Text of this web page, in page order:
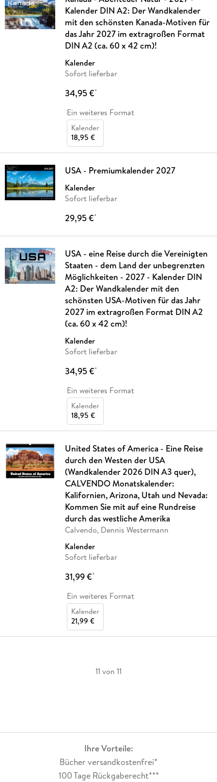
Kalender DIN A2: Der Wandkalender
mit den schönsten Kanada-Motiven für
das Jahr 2027 im extragroßen Format
DIN A2 (ca. 60 x 42 cm)!
Kalender
Sofort lieferbar
34,95 €*
Ein weiteres Format
Kalender
18,95 €
USA - Premiumkalender 2027
Kalender
Sofort lieferbar
29,95 €*
USA - eine Reise durch die Vereinigten
Staaten - dem Land der unbegrenzten
Möglichkeiten - 2027 - Kalender DIN
A2: Der Wandkalender mit den
schönsten USA-Motiven für das Jahr
2027 im extragroßen Format DIN A2
(ca. 60 x 42 cm)!
Kalender
Sofort lieferbar
34,95 €*
Ein weiteres Format
Kalender
18,95 €
United States of America - Eine Reise
durch den Westen der USA
(Wandkalender 2026 DIN A3 quer),
CALVENDO Monatskalender:
Kalifornien, Arizona, Utah und Nevada:
Kommen Sie mit auf eine Rundreise
durch das westliche Amerika
Calvendo, Dennis Westermann
Kalender
Sofort lieferbar
31,99 €*
Ein weiteres Format
Kalender
21,99 €
11 von 11
Ihre Vorteile:
Bücher versandkostenfrei*
100 Tage Rückgaberecht***